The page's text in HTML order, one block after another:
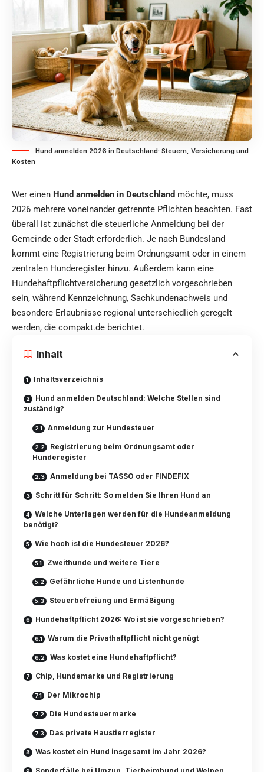
Hund anmelden 2026 in Deutschland: Steuern, Versicherung und
Kosten
Wer einen Hund anmelden in Deutschland möchte, muss
2026 mehrere voneinander getrennte Pflichten beachten. Fast
überall ist zunächst die steuerliche Anmeldung bei der
Gemeinde oder Stadt erforderlich. Je nach Bundesland
kommt eine Registrierung beim Ordnungsamt oder in einem
zentralen Hunderegister hinzu. Außerdem kann eine
Hundehaftpflichtversicherung gesetzlich vorgeschrieben
sein, während Kennzeichnung, Sachkundenachweis und
besondere Erlaubnisse regional unterschiedlich geregelt
werden, diе compakt.de berichtet.
Inhalt
Inhaltsverzeichnis
Hund anmelden Deutschland: Welche Stellen sind
zuständig?
Anmeldung zur Hundesteuer
Registrierung beim Ordnungsamt oder
Hunderegister
Anmeldung bei TASSO oder FINDEFIX
Schritt für Schritt: So melden Sie Ihren Hund an
Welche Unterlagen werden für die Hundeanmeldung
benötigt?
Wie hoch ist die Hundesteuer 2026?
Zweithunde und weitere Tiere
Gefährliche Hunde und Listenhunde
Steuerbefreiung und Ermäßigung
Hundehaftpflicht 2026: Wo ist sie vorgeschrieben?
Warum die Privathaftpflicht nicht genügt
Was kostet eine Hundehaftpflicht?
Chip, Hundemarke und Registrierung
Der Mikrochip
Die Hundesteuermarke
Das private Haustierregister
Was kostet ein Hund insgesamt im Jahr 2026?